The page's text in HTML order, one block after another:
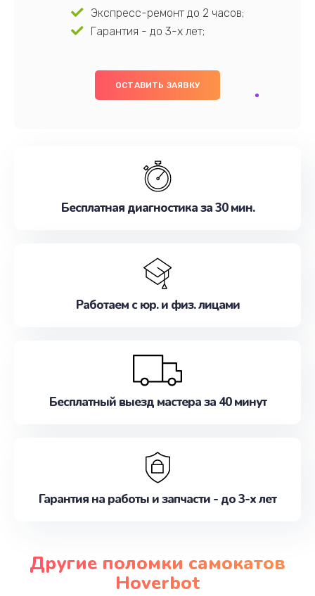
Экспресс-ремонт до 2 часов;
Гарантия - до 3-х лет;
ОСТАВИТЬ ЗАЯВКУ
Бесплатная диагностика за 30 мин.
Работаем с юр. и физ. лицами
Бесплатный выезд мастера за 40 минут
Гарантия на работы и запчасти - до 3-х лет
Другие поломки самокатов
Hoverbot